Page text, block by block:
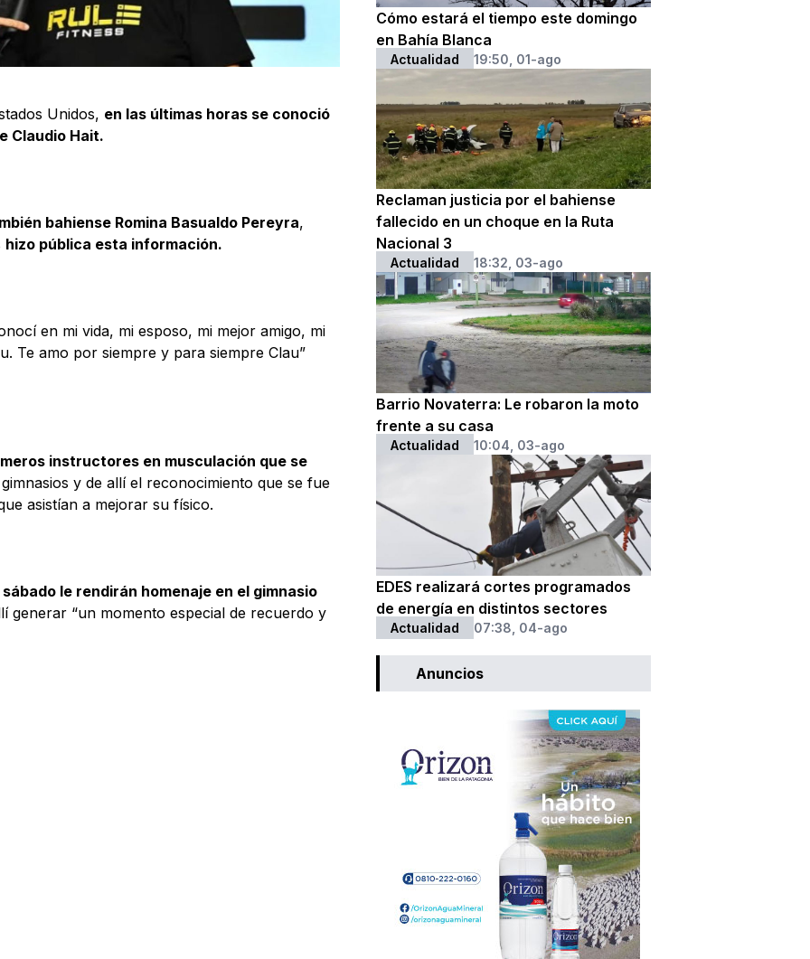
Unidos, en las últimas horas se conoció
Claudio Hait.
bahiense Romina Basualdo Pereyra,
hizo pública esta información.
en mi vida, mi esposo, mi mejor amigo, mi
Te amo por siempre y para siempre Clau”
instructores en musculación que se
y de allí el reconocimiento que se fue
asistían a mejorar su físico.
le rendirán homenaje en el gimnasio
generar “un momento especial de recuerdo y
Cómo estará el tiempo este domingo
en Bahía Blanca
Actualidad 19:50, 01-ago
Reclaman justicia por el bahiense
fallecido en un choque en la Ruta
Nacional 3
Actualidad 18:32, 03-ago
Barrio Novaterra: Le robaron la moto
frente a su casa
Actualidad 10:04, 03-ago
EDES realizará cortes programados
de energía en distintos sectores
Actualidad 07:38, 04-ago
Anuncios